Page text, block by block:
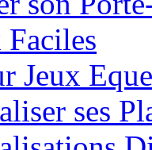
Faciles
Jeux
ses